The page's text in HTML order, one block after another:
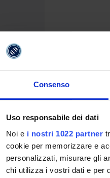
Consenso
Uso responsabile dei dati
Noi e i nostri 1022 partner
cookie per memorizzare e
personalizzati, misurare gli
chi utilizza i vostri dati e per